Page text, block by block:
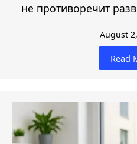
не противоречит
August
Read